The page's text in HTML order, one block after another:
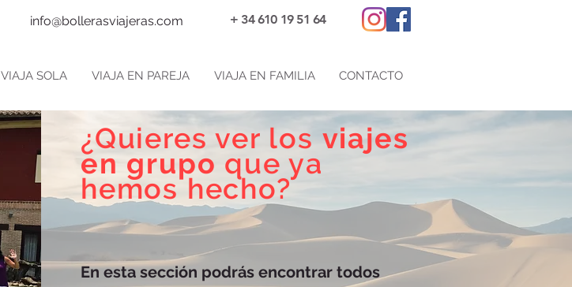
+ 34 610 19 51 64
info@bollerasviajeras.com
VIAJA SOLA VIAJA EN PAREJA VIAJA EN FAMILIA CONTACTO
¿Quieres ver losviajes
en grupo que ya
hemos hecho?
En esta sección podrás encontrar todos